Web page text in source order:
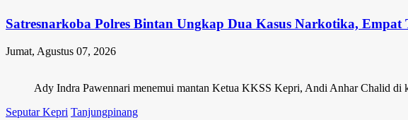
Satresnarkoba Polres Bintan Ungkap Dua Kasus Narkotika,
Jumat, Agustus 07, 2026
Ady Indra Pawennari menemui mantan Ketua KKSS Kepri, Andi Anhar Chalid di
Seputar Kepri Tanjungpinang